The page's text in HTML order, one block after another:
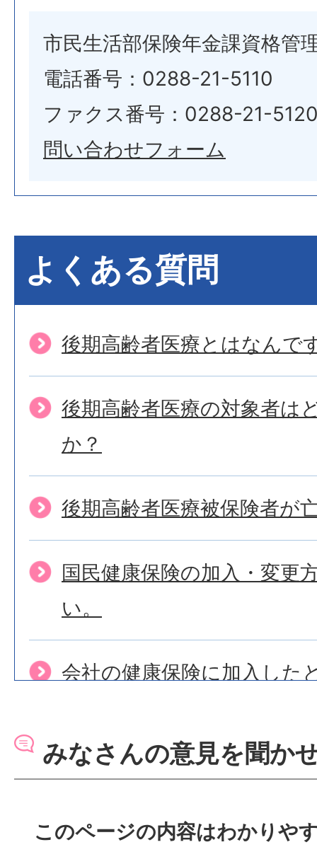
市民生活部保険年金課資格管
電話番号：0288-21-5110
ファクス番号：0288-21-
問い合わせフォーム
よくある質問
後期高齢者医療とはなんで
後期高齢者医療の対象者は
か？
後期高齢者医療被保険者が
国民健康保険の加入・変更
い。
会社の健康保険に加入した
退職後の 国保加入手続きに
国民健康保険に加入できな
みなさんの意見を聞か
このページの内容はわかりや